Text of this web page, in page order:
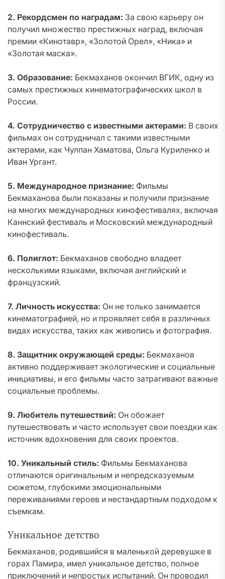
2. Рекордсмен по наградам: За свою карьеру он
получил множество престижных наград, включая
премии «Кинотавр», «Золотой Орел», «Ника» и
«Золотая маска».
3. Образование: Бекмаханов окончил ВГИК, одну из
самых престижных кинематографических школ в
России.
4. Сотрудничество с известными актерами: В своих
фильмах он сотрудничал с такими известными
актерами, как Чулпан Хаматова, Ольга Куриленко и
Иван Ургант.
5. Международное признание: Фильмы
Бекмаханова были показаны и получили признание
на многих международных кинофестивалях, включая
Каннский фестиваль и Московский международный
кинофестиваль.
6. Полиглот: Бекмаханов свободно владеет
несколькими языками, включая английский и
французский.
7. Личность искусства: Он не только занимается
кинематографией, но и проявляет себя в различных
видах искусства, таких как живопись и фотография.
8. Защитник окружающей среды: Бекмаханов
активно поддерживает экологические и социальные
инициативы, и его фильмы часто затрагивают важные
социальные проблемы.
9. Любитель путешествий: Он обожает
путешествовать и часто использует свои поездки как
источник вдохновения для своих проектов.
10. Уникальный стиль: Фильмы Бекмаханова
отличаются оригинальным и непредсказуемым
сюжетом, глубокими эмоциональными
переживаниями героев и нестандартным подходом к
съемкам.
Уникальное детство
Бекмаханов, родившийся в маленькой деревушке в
горах Памира, имел уникальное детство, полное
приключений и непростых испытаний. Он проводил